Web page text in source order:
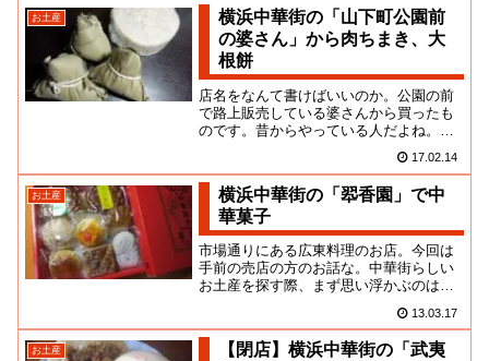
お土産
横浜中華街の「山下町公園前
の婆さん」から肉ちまき、大
根餅
店名をなんて書けばいいのか。公園の前
で路上販売している婆さんから買ったも
のです。昔からやっている人だよね。素
人なのでしょう。日本語は不自... 17.02.14
お土産
横浜中華街の「翆香園」で中
華菓子
市場通りにある広東料理のお店。今回は
手前の売店の方のお話な。中華街らしい
お土産を探す際、まず思い浮かぶのは中
ば、いろんな商品が目に入ってく...13.03.17
お土産
【閉店】横浜中華街の「武夷